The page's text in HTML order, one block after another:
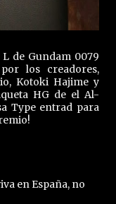
de Gundam 0079
los creadores,
Kotoki Hajime y
HG de el Al-
Type entrad para
en España, no